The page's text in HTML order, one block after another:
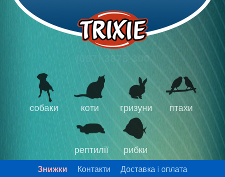
(067) 3878-300
собаки коти гризуни птахи
рептилії рибки
Знижки Контакти Доставка і оплата